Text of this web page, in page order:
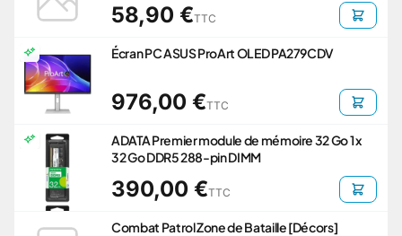
58,90 €TTC
Écran PC ASUS ProArt OLED PA279CDV
976,00 €TTC
ADATA Premier module de mémoire 32 Go 1 x
32 Go DDR5 288-pin DIMM
390,00 €TTC
Combat Patrol Zone de Bataille [Décors]